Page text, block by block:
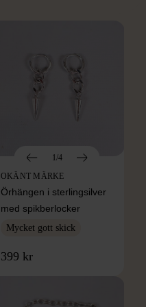
1/4
OKÄNT MÄRKE
Örhängen i sterlingsilver
med spikberlocker
Mycket gott skick
399 kr